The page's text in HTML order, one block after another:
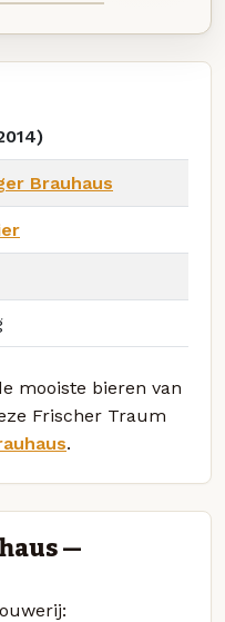
Brauhaus
mooiste bieren van
Frischer Traum
.
—